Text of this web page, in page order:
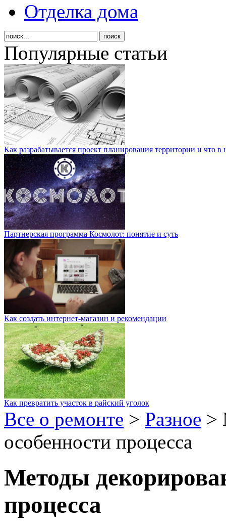
Отделка дома
Популярные статьи
Как разрабатывается проект планирования территории и что в
Партнерская программа Космолот: понятие и суть
Как создать интернет-магазин и рекомендации
Как превратить участок в райский уголок
Все о ремонте > Разное >
особенности процесса
Методы
процесса